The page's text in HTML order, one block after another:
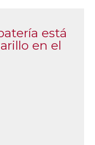
está
en el